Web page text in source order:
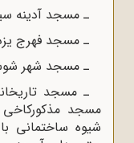
ـ مسجد آدینه
ـ مسجد فهرج
ـ مسجد شهر
ـ مسجد
مسجد مذکورکاخی
شیوه ساختمانی